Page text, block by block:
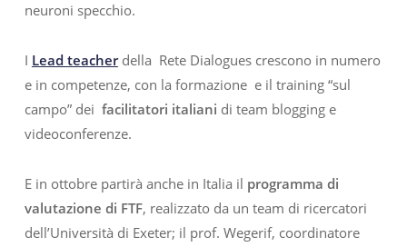
neuroni specchio.
I Lead teacherdella Rete Dialogues crescono in numero
e in competenze, con la formazione e il training “sul
campo” dei facilitatori italiani di team blogging e
videoconferenze.
E in ottobre partirà anche in Italia il programma di
valutazione di FTF, realizzato da un team di ricercatori
dell’Università di Exeter; il prof. Wegerif, coordinatore